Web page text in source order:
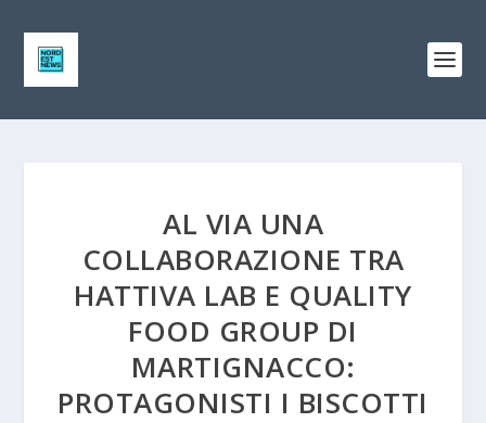
AL VIA UNA
COLLABORAZIONE TRA
HATTIVA LAB E QUALITY
FOOD GROUP DI
MARTIGNACCO:
PROTAGONISTI I BISCOTTI